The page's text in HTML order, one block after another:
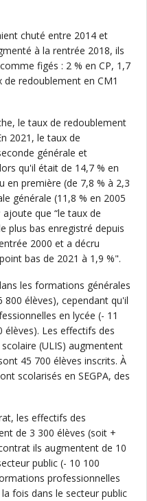
chuté entre 2014 et
à la rentrée 2018, ils
figés : 2 % en CP, 1,7
de redoublement en CM1
le taux de redoublement
2021, le taux de
générale et
qu'il était de 14,7 % en
en première (de 7,8 % à 2,3
générale (11,8 % en 2005
que “le taux de
plus bas enregistré depuis
2000 et a décru
bas de 2021 à 1,9 %".
les formations générales
élèves), cependant qu'il
en lycée (- 11
élèves). Les effectifs des
(ULIS) augmentent
45 700 élèves inscrits. À
scolarisés en SEGPA, des
les effectifs des
de 3 300 élèves (soit +
ils augmentent de 10
public (- 10 100
professionnelles
fois dans le secteur public